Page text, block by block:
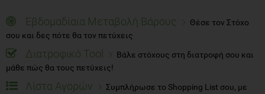
Εβδομαδίαια Μεταβολή Βάρους
Θέσε τον Στόχο
σου και δες πότε θα τον πετύχεις
Διατροφικό Tool
Βάλε στόχους στη διατροφή σου και
μάθε πώς θα τους πετύχεις!
Λίστα Αγορών
Συμπλήρωσε το Shopping List σου, με